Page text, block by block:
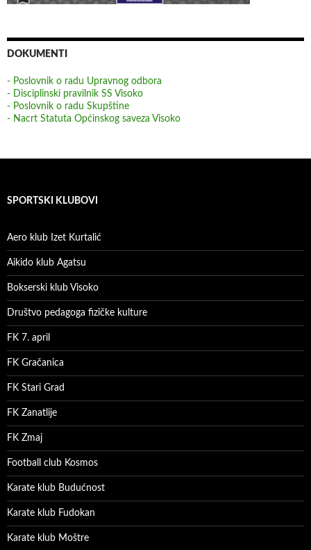
DOKUMENTI
- Poslovnik o radu Upravnog odbora
- Disciplinski pravilnik SS Visoko
- Poslovnik o radu Skupštine
- Nacrt Statuta Općinskog saveza Visoko
SPORTSKI KLUBOVI
Aero klub Izet Kurtalić
Aikido klub Agatsu
Bokserski klub Visoko
Društvo pedagoga fizičke kulture
FK 7. april
FK Gračanica
FK Stari Grad
FK Zanatlije
FK Zmaj
Football club Kosmos
Karate klub Budućnost
Karate klub Fudokan
Karate klub Moštre